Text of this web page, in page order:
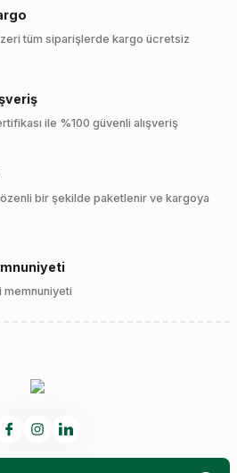
tüm siparişlerde kargo ücretsiz
ile %100 güvenli alışveriş
bir şekilde paketlenir ve kargoya
memnuniyeti